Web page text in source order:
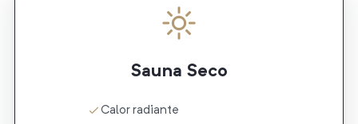
Sauna Seco
Calor radiante